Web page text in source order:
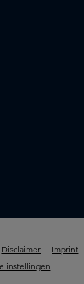
Disclaimer
Imprint
instellingen